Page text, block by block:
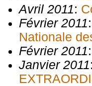
Avril 2011:
Février 2011
Nationale
Février 2011
Janvier 2011